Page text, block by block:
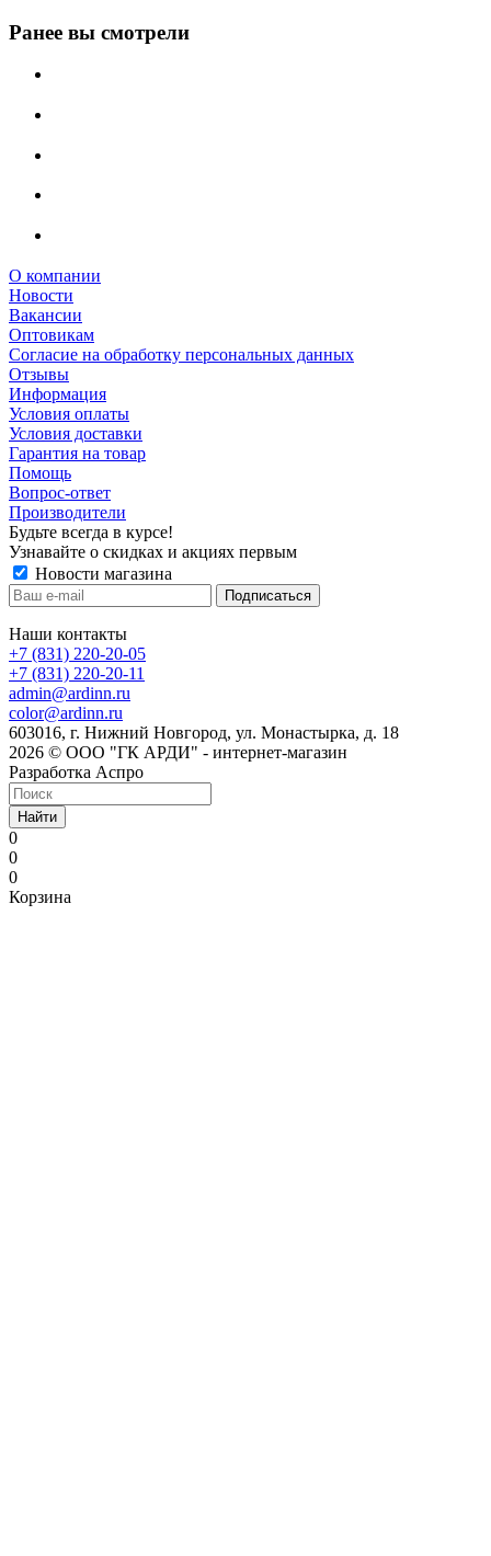
Ранее вы смотрели
О компании
Новости
Вакансии
Оптовикам
Cогласие на обработку персональных данных
Отзывы
Информация
Условия оплаты
Условия доставки
Гарантия на товар
Помощь
Вопрос-ответ
Производители
Будьте всегда в курсе!
Узнавайте о скидках и акциях первым
Новости магазина
Наши контакты
+7 (831) 220-20-05
+7 (831) 220-20-11
admin@ardinn.ru
color@ardinn.ru
603016, г. Нижний Новгород, ул. Монастырка, д. 18
2026 © ООО "ГК АРДИ" - интернет-магазин
Разработка Аспро
Найти
0
0
0
Корзина